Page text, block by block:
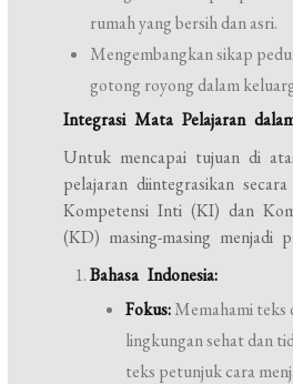
rumah yang bersih dan asri.
Mengembangkan sikap
gotong royong dalam
Integrasi Mata Pelajaran
Untuk mencapai tujuan di
pelajaran diintegrasikan
Kompetensi Inti (KI) dan
(KD) masing-masing menjadi
Bahasa Indonesia:
Fokus:Memahami
lingkungan sehat dan
teks petunjuk cara